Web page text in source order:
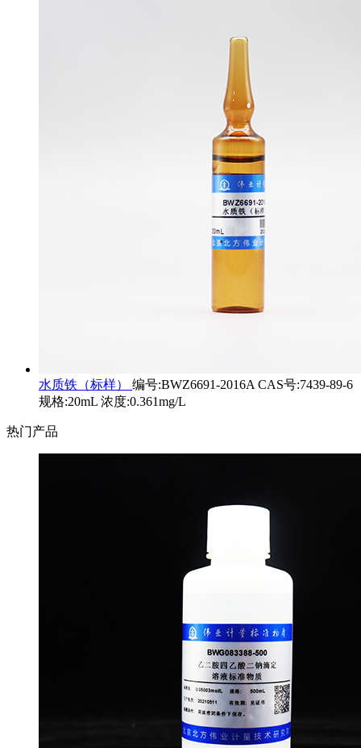
水质铁（标样） 编号:BWZ6691-2016A CAS号:7439-89-6
规格:20mL 浓度:0.361mg/L
热门产品